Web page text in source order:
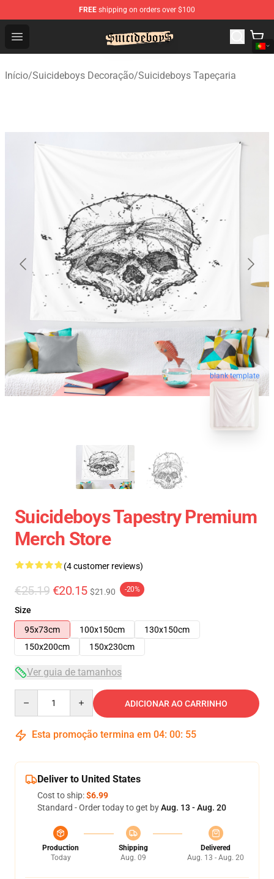
FREE shipping on orders over $100
Open menu
$uicideboy$ Shop - Official $uicideboy$ Merchandise
Início/Suicideboys Decoração/Suicideboys Tapeçaria
blank template
Suicideboys Tapestry Premium
Merch Store
(4 customer reviews)
€25.19 €20.15 $21.90 -20%
Size
95x73cm
100x150cm
130x150cm
150x200cm
150x230cm
Ver guia de tamanhos
ADICIONAR AO CARRINHO
Esta promoção termina em 04: 00: 54
Deliver to United States
Cost to ship:$6.99
Standard - Order today to get byAug. 13 - Aug. 20
Production
Today
Shipping
Aug. 09
Delivered
Aug. 13 - Aug. 20